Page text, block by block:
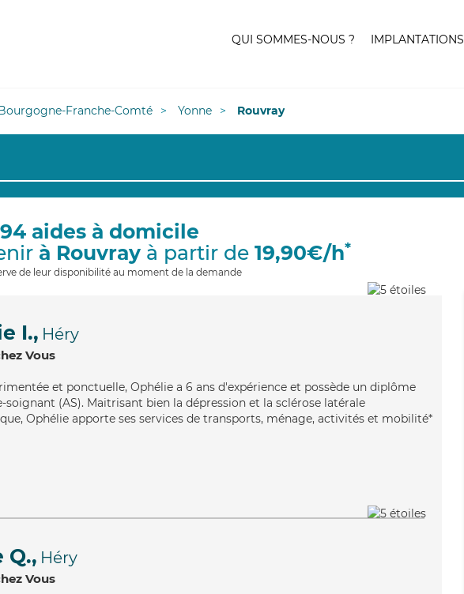
QUI SOMMES-NOUS ? IMPLANTATIONS
Franche-Comté Yonne Rouvray
94 aides à domicile
à Rouvray à partir de 19,90€/h*
de leur disponibilité au moment de la demande
I., Héry
Vous
et ponctuelle, Ophélie a 6 ans d'expérience et possède un diplôme
soignant (AS). Maitrisant bien la dépression et la sclérose latérale
Ophélie apporte ses services de transports, ménage, activités et mobilité*
Q., Héry
Vous